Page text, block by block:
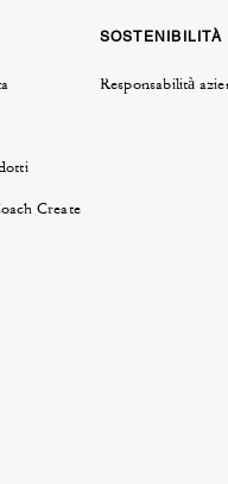
Create
SOSTENIBILITÀ
Responsabilità